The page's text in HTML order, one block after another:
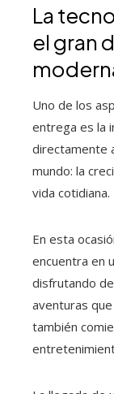
La
el gran
Uno de los
entrega es la
directamente
mundo: la
vida cotidiana.
En esta
encuentra en
disfrutando
aventuras
también